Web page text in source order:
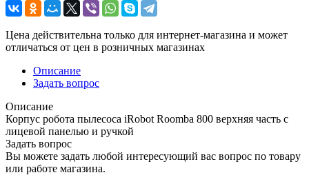
Цена действительна только для интернет-магазина и может
отличаться от цен в розничных магазинах
Описание
Задать вопрос
Описание
Корпус робота пылесоса iRobot Roomba 800 верхняя часть с
лицевой панелью и ручкой
Задать вопрос
Вы можете задать любой интересующий вас вопрос по товару
или работе магазина.